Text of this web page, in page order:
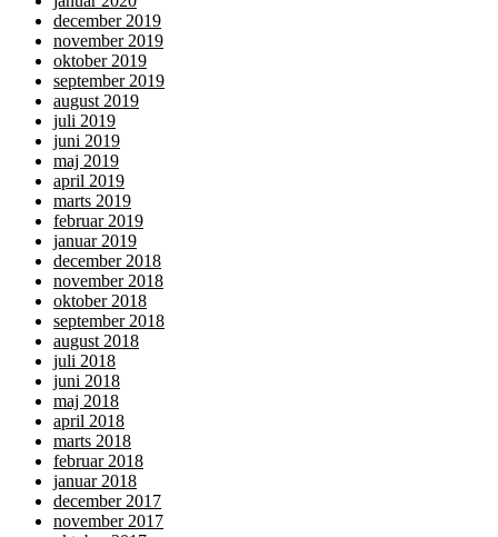
december 2019
november 2019
oktober 2019
september 2019
august 2019
juli 2019
juni 2019
maj 2019
april 2019
marts 2019
februar 2019
januar 2019
december 2018
november 2018
oktober 2018
september 2018
august 2018
juli 2018
juni 2018
maj 2018
april 2018
marts 2018
februar 2018
januar 2018
december 2017
november 2017